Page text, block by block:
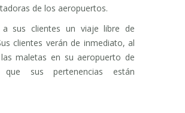
de los aeropuertos.
a sus clientes un viaje libre de
clientes verán de inmediato, al
maletas en su aeropuerto de
que sus pertenencias están